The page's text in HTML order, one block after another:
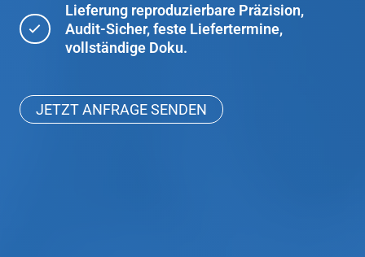
Lieferung reproduzierbare Präzision,
Audit-Sicher, feste Liefertermine,
vollständige Doku.
JETZT ANFRAGE SENDEN